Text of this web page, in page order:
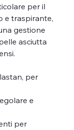
per il
e traspirante,
gestione
asciutta
per
e
per